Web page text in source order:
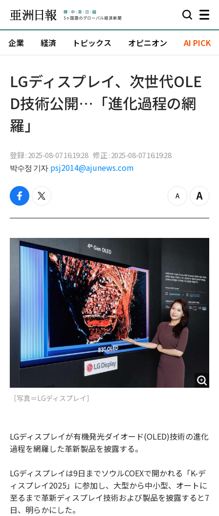
企業 経済 トピックス オピニオン AI PICK
LGディスプレイ、次世代OLE
D技術公開…「進化過程の網
羅」
登録 : 2025-08-07 16:19:28 修正 : 2025-08-07 16:19:28
박수정 기자 psj2014@ajunews.com
f
c
b
o
t
i
t
e
r
z
o
o
Z
o
i
［写真＝LGディスプレイ］
LGディスプレイが有機発光ダイオード(OLED)技術の進化
過程を網羅した革新製品を披露する。
LGディスプレイは9日までソウルCOEXで開かれる「K-デ
ィスプレイ2025」に参加し、大型から中小型、オートに
至るまで革新ディスプレイ技術および製品を披露すると7
日、明らかにした。